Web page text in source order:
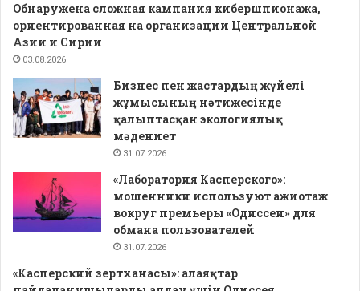
Обнаружена сложная кампания кибершпионажа,
ориентированная на организации Центральной
Азии и Сирии
03.08.2026
Бизнес пен жастардың жүйелі
жұмысының нәтижесінде
қалыптасқан экологиялық
мәдениет
31.07.2026
«Лаборатория Касперского»:
мошенники используют ажиотаж
вокруг премьеры «Одиссеи» для
обмана пользователей
31.07.2026
«Касперский зертханасы»: алаяқтар